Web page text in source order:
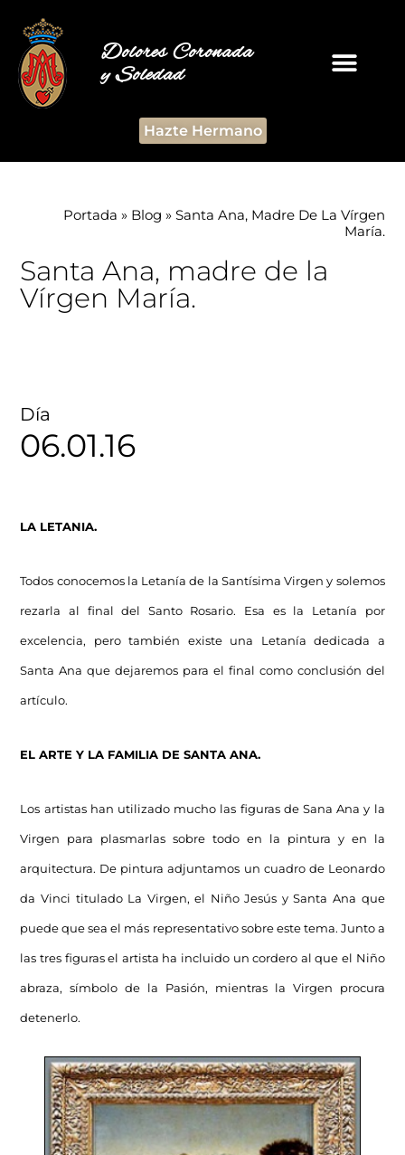
Dolores Coronada
y Soledad
Hazte Hermano
Portada » Blog » Santa Ana, Madre De La Vírgen
María.
Santa Ana, madre de la
Vírgen María.
Día
06.01.16
LA LETANIA.
Todos conocemos la Letanía de la Santísima Virgen y solemos
rezarla al final del Santo Rosario. Esa es la Letanía por
excelencia, pero también existe una Letanía dedicada a
Santa Ana que dejaremos para el final como conclusión del
artículo.
EL ARTE Y LA FAMILIA DE SANTA ANA.
Los artistas han utilizado mucho las figuras de Sana Ana y la
Virgen para plasmarlas sobre todo en la pintura y en la
arquitectura. De pintura adjuntamos un cuadro de Leonardo
da Vinci titulado La Virgen, el Niño Jesús y Santa Ana que
puede que sea el más representativo sobre este tema. Junto a
las tres figuras el artista ha incluido un cordero al que el Niño
abraza, símbolo de la Pasión, mientras la Virgen procura
detenerlo.